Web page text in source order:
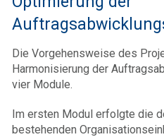
Die Vorgehensweise des
Harmonisierung der
vier Module.
Im ersten Modul erfolgte die
bestehenden